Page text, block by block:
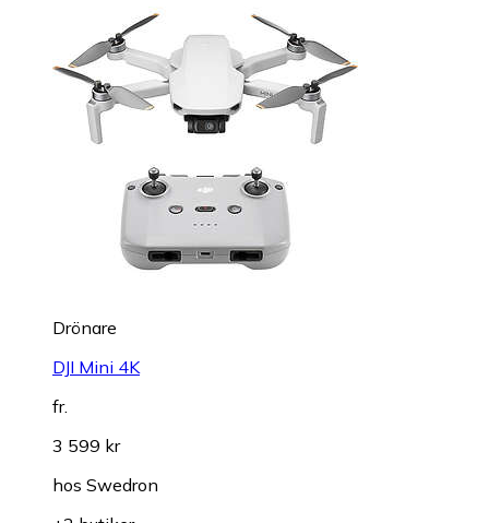
Drönare
DJI Mini 4K
fr.
3 599 kr
hos Swedron